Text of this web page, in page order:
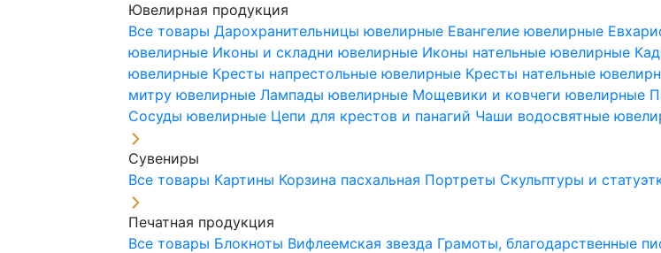
Ювелирная продукция
Все товарыДарохранительницы ювелирные Евангелие ювелирные
ювелирные Иконы и складни ювелирные Иконы нательные ювелирные
ювелирные Кресты напрестольные ювелирные Кресты нательные
митру ювелирныеЛампады ювелирные Мощевики и ковчеги ювелирные
Сосуды ювелирные Цепи для крестов и панагий Чаши водосвятные
Сувениры
Все товары Картины Корзина пасхальная Портреты Скульптуры и
Печатная продукция
Все товары Блокноты Вифлеемская звезда Грамоты, благодарственные